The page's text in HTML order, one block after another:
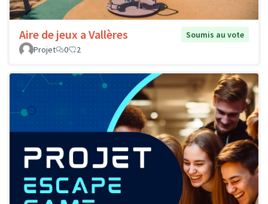
Aire de jeux a Vallères
Soumis au vote
Projet
0 2